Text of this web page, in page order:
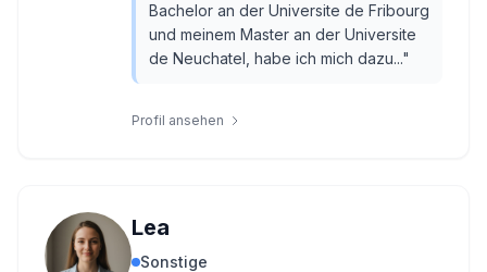
Bachelor an der Universite de Fribourg
und meinem Master an der Universite
de Neuchatel, habe ich mich dazu..."
Profil ansehen
Lea
Sonstige